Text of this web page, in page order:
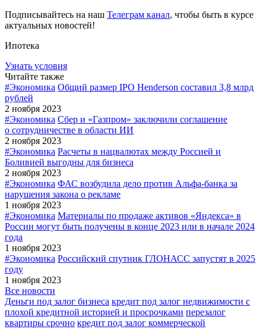
Подписывайтесь на наш Телеграм канал, чтобы быть в курсе
актуальных новостей!
Ипотека
Узнать условия
Читайте также
#Экономика Общий размер IPO Henderson составил 3,8 млрд
рублей
2 ноября 2023
#Экономика Сбер и «Газпром» заключили соглашение
о сотрудничестве в области ИИ
2 ноября 2023
#Экономика Расчеты в нацвалютах между Россией и
Боливией выгодны для бизнеса
2 ноября 2023
#Экономика ФАС возбудила дело против Альфа-банка за
нарушения закона о рекламе
1 ноября 2023
#Экономика Материалы по продаже активов «Яндекса» в
России могут быть получены в конце 2023 или в начале 2024
года
1 ноября 2023
#Экономика Российский спутник ГЛОНАСС запустят в 2025
году
1 ноября 2023
Все новости
Деньги под залог бизнеса кредит под залог недвижимости с
плохой кредитной историей и просрочками перезалог
квартиры срочно кредит под залог коммерческой